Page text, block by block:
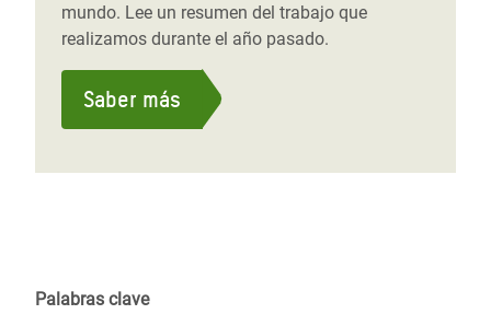
mundo. Lee un resumen del trabajo que
realizamos durante el año pasado.
Saber más
Palabras clave